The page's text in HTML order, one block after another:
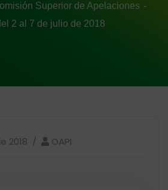
Superior de Apelaciones
2 al 7 de julio de 2018
2018 OAPI